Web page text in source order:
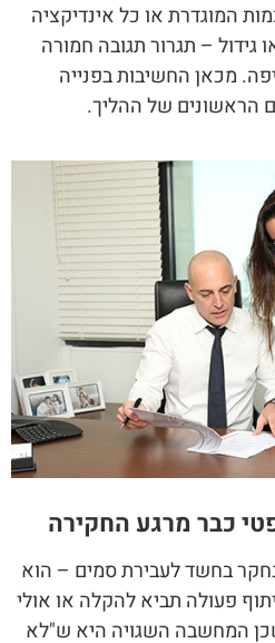
המוגדרת או כל אינדיקציה
– תגרור תגובה חמורה
מכאן החשיבות בפנייה
הראשונים של ההליך.
כבר מרגע החקירה
בחשד לעבירת סמים – הוא
פעולה תביא להקלה או אולי
המחשבה השגויה היא ש"לא